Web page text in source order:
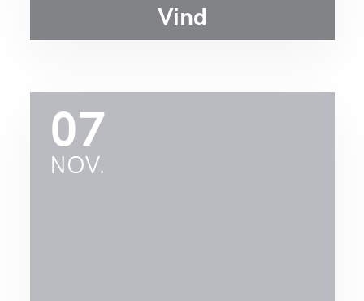
Vind
07
NOV.